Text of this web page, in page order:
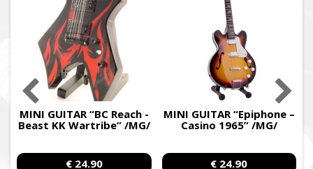
MINI GUITAR “BC Reach -
Beast KK Wartribe” /MG/
€ 24.90
MINI GUITAR “Epiphone –
Casino 1965” /MG/
€ 24.90